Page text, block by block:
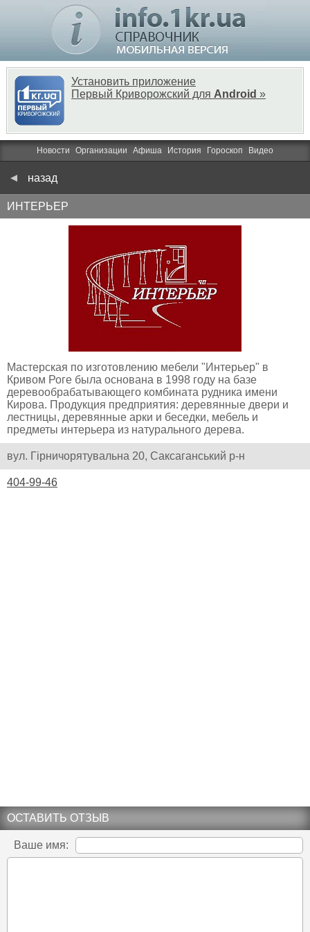
Установить приложение
Первый Криворожский для Android »
Новости Организации Афиша История Гороскоп Видео
назад
ИНТЕРЬЕР
Мастерская по изготовлению мебели "Интерьер" в
Кривом Роге была основана в 1998 году на базе
деревообрабатывающего комбината рудника имени
Кирова. Продукция предприятия: деревянные двери и
лестницы, деревянные арки и беседки, мебель и
предметы интерьера из натурального дерева.
вул. Гірничорятувальна 20, Саксаганський р-н
404-99-46
ОСТАВИТЬ ОТЗЫВ
Ваше имя: